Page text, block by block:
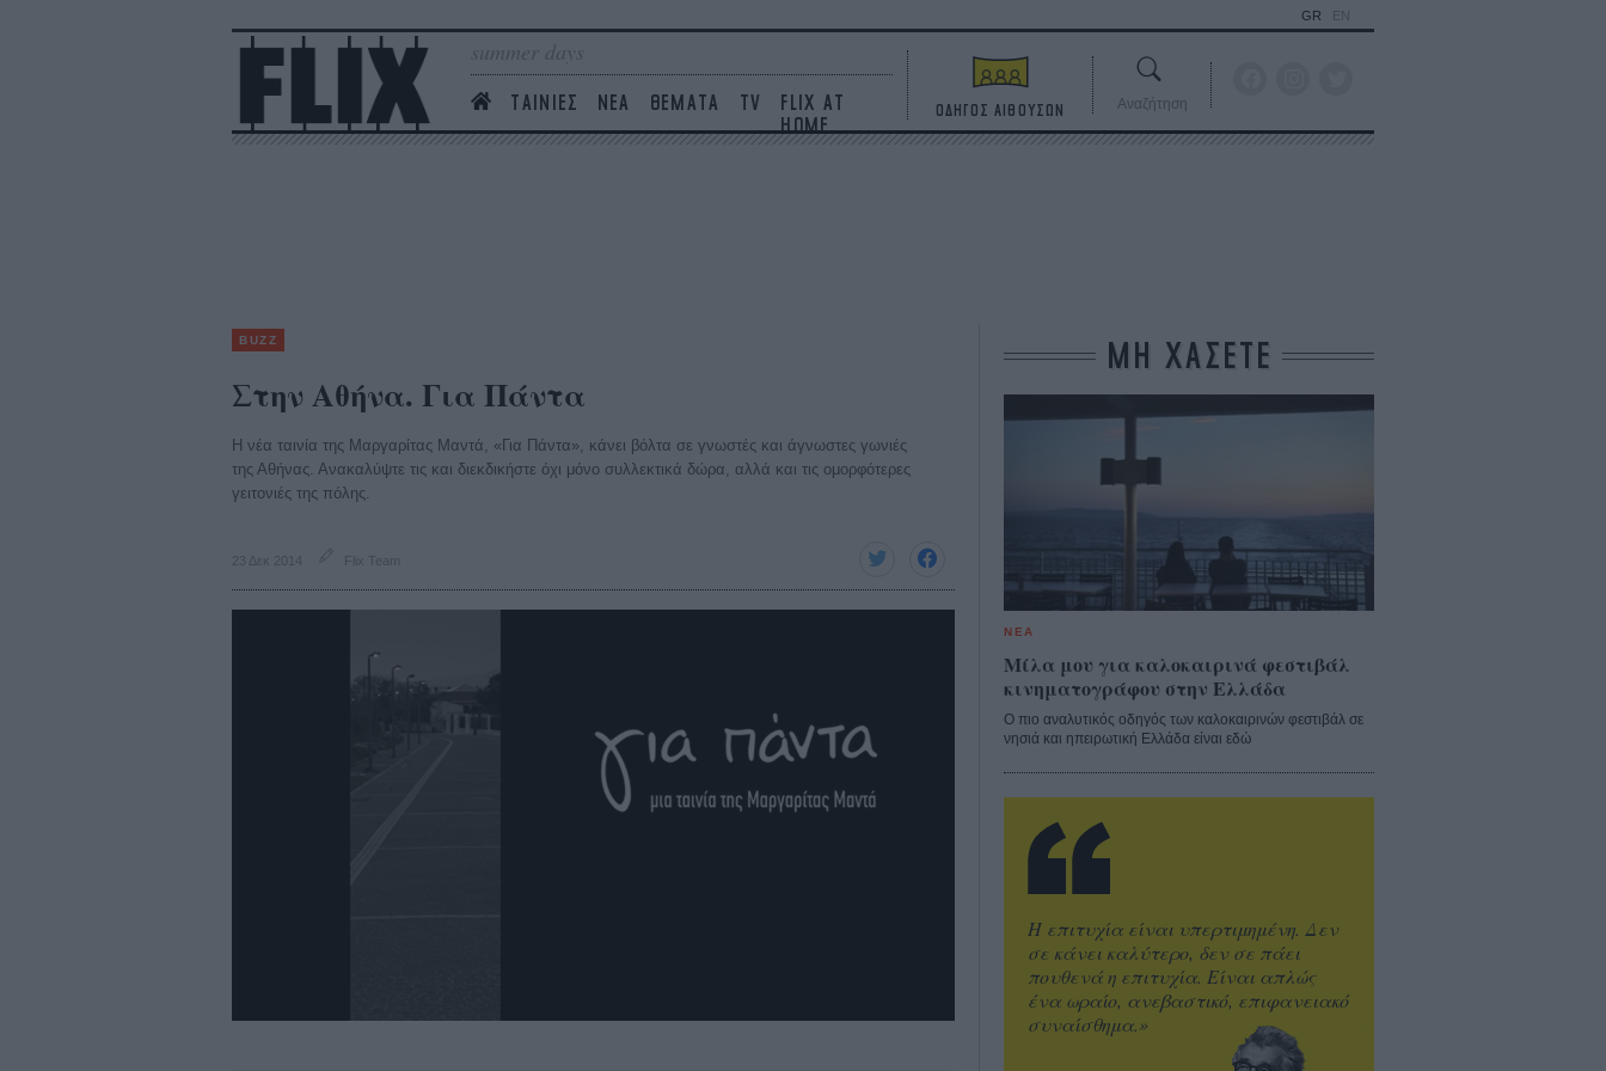
summer days
ΤΑΙΝΙΕΣ ΝΕΑ ΘΕΜΑΤΑ TV
FLIX AT
HOME
GR EN
ΟΔΗΓΟΣ ΑΙΘΟΥΣΩΝ Αναζήτηση
BUZZ
Στην Αθήνα. Για Πάντα
Η νέα ταινία της Μαργαρίτας Μαντά, «Για Πάντα», κάνει βόλτα σε γνωστές και άγνωστες γωνιές
της Αθήνας. Ανακαλύψτε τις και διεκδικήστε όχι μόνο συλλεκτικά δώρα, αλλά και τις ομορφότερες
γειτονιές της πόλης.
23 Δεκ 2014 Flix Team
ΜΗ ΧΑΣΕΤΕ
ΝΕΑ
Μίλα μου για καλοκαιρινά φεστιβάλ
κινηματογράφου στην Ελλάδα
Ο πιο αναλυτικός οδηγός των καλοκαιρινών φεστιβάλ σε
νησιά και ηπειρωτική Ελλάδα είναι εδώ
Η επιτυχία είναι υπερτιμημένη. Δεν
σε κάνει καλύτερο, δεν σε πάει
πουθενά η επιτυχία. Είναι απλώς
ένα ωραίο, ανεβαστικό, επιφανειακό
συναίσθημα.»